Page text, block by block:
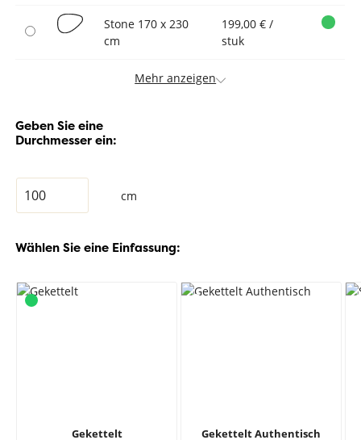
Stone 170 x 230
cm
199,00 € /
stuk
Mehr anzeigen
Geben Sie eine
Durchmesser ein:
cm
Wählen Sie eine Einfassung:
Gekettelt Gekettelt Authentisch